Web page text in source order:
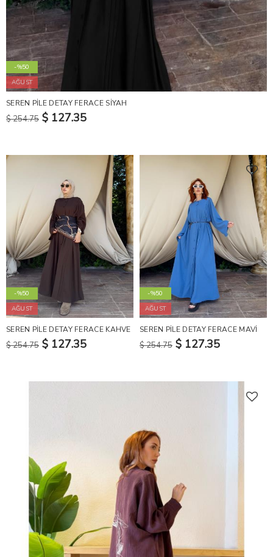
-%50
AĞUST
SEREN PİLE DETAY FERACE SİYAH
$ 254.75 $ 127.35
-%50
AĞUST
SEREN PİLE DETAY FERACE KAHVE
$ 254.75 $ 127.35
-%50
AĞUST
SEREN PİLE DETAY FERACE MAVİ
$ 254.75 $ 127.35